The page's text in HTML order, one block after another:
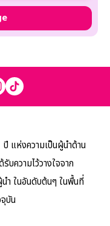
แห่งความเป็นผู้นำด้าน
ความไว้วางใจจาก
ำ ในอันดับต้นๆ ในพื้นที่
บัน